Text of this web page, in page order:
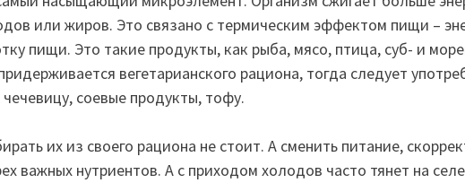
или жиров. Это связано с термическим эффектом пищи –
пищи. Это такие продукты, как рыба, мясо, птица, суб- и
вегетарианского рациона, тогда следует
соевые продукты, тофу.
их из своего рациона не стоит. А сменить питание,
важных нутриентов. А с приходом холодов часто тянет на